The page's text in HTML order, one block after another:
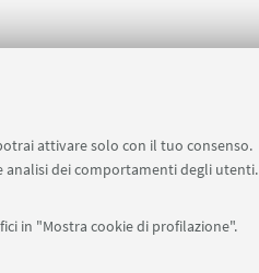
attivare solo con il tuo consenso.
analisi dei comportamenti degli utenti.
in "Mostra cookie di profilazione".